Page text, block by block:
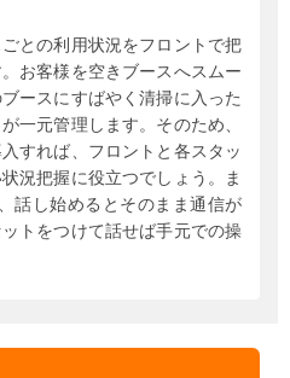
との利用状況をフロントで把
お客様を空きブースへスムー
ースにすばやく清掃に入った
一元管理します。そのため、
すれば、フロントと各スタッ
況把握に役立つでしょう。ま
話し始めるとそのまま通信が
トをつけて話せば手元での操